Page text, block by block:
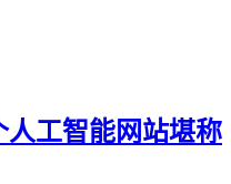
工智能网站堪称